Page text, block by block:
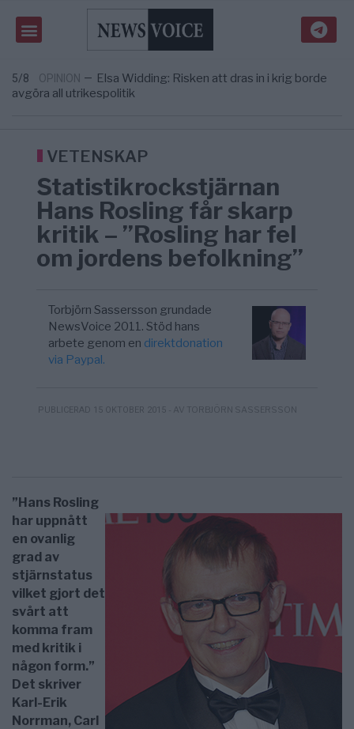
3/8 AFRIKA
Massiv anstormning till Ceuta – Misstankar
om amerikansk påverkan
UNITED STATES
Tucker Carlson: ”It’s Time to Save
5/8 OPINION — Elsa Widding: Risken att dras in i krig borde
avgöra all utrikespolitik
geografiskt apartheidsystem
om amerikansk påverkan
UNITED STATES — Tucker Carlson: ”It’s Time to Save
America” – Finally
VETENSKAP
Statistikrockstjärnan
Hans Rosling får skarp
kritik – ”Rosling har fel
om jordens befolkning”
Torbjörn Sassersson grundade
NewsVoice 2011. Stöd hans
arbete genom en direktdonation
via Paypal.
PUBLICERAD 15 OKTOBER 2015 - AV TORBJÖRN SASSERSSON
”Hans Rosling
har uppnått
en ovanlig
grad av
stjärnstatus
vilket gjort det
svårt att
komma fram
med kritik i
någon form.”
Det skriver
Karl-Erik
Norrman, Carl